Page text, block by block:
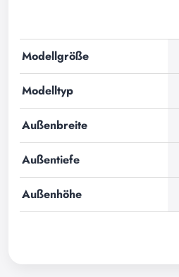
Modellgröße
Modelltyp
Außenbreite
Außentiefe
Außenhöhe